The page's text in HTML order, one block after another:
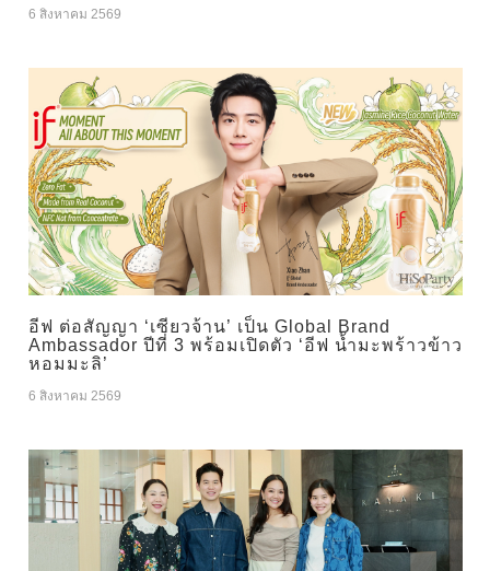
6 สิงหาคม 2569
อีฟ ต่อสัญญา ‘เซียวจ้าน’ เป็น Global Brand
Ambassador ปีที่ 3 พร้อมเปิดตัว ‘อีฟ น้ำมะพร้าวข้าว
หอมมะลิ’
6 สิงหาคม 2569